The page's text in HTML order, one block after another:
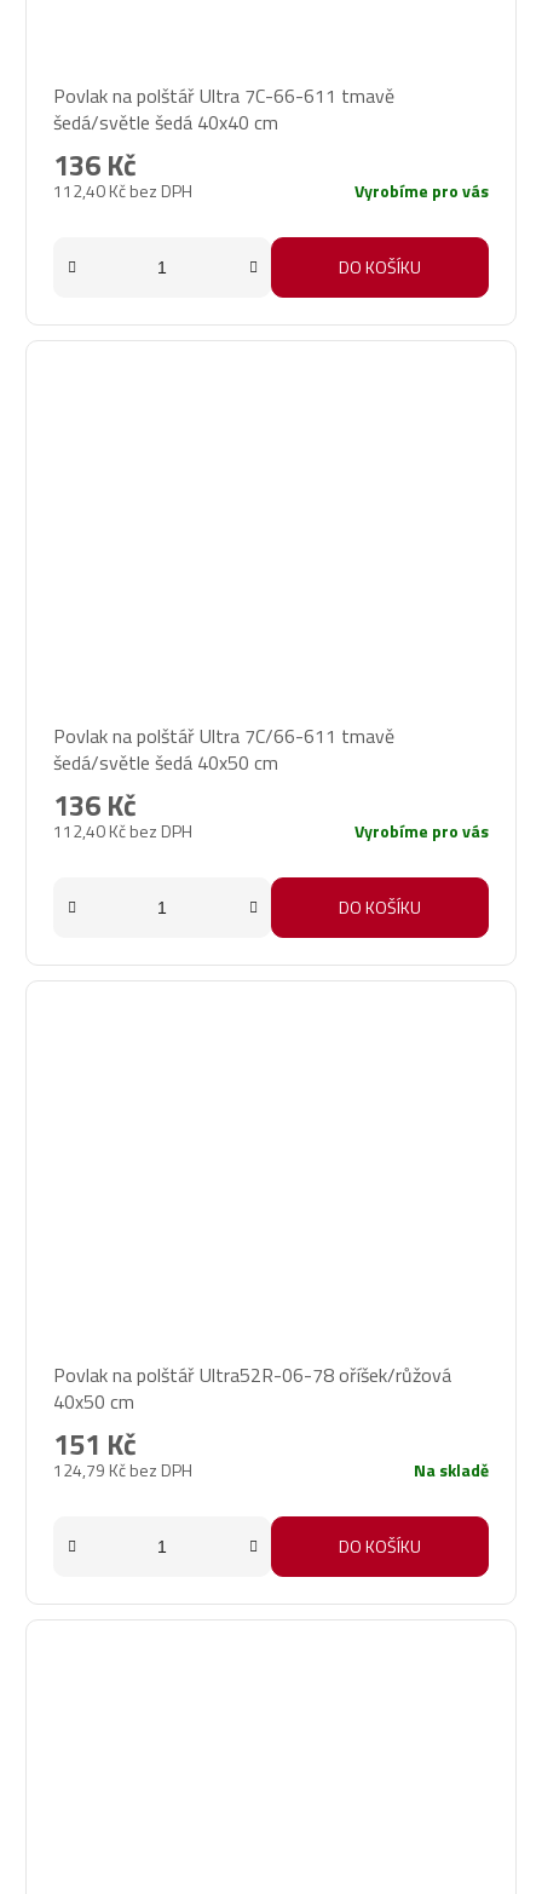
Povlak na polštář Ultra 7C-66-611 tmavě
šedá/světle šedá 40x40 cm
112,40 Kč bez DPH
136 Kč
Vyrobíme pro vás
DO KOŠÍKU
Povlak na polštář Ultra 7C/66-611 tmavě
šedá/světle šedá 40x50 cm
112,40 Kč bez DPH
136 Kč
Vyrobíme pro vás
DO KOŠÍKU
Povlak na polštář Ultra52R-06-78 oříšek/růžová
40x50 cm
124,79 Kč bez DPH
151 Kč
Na skladě
DO KOŠÍKU